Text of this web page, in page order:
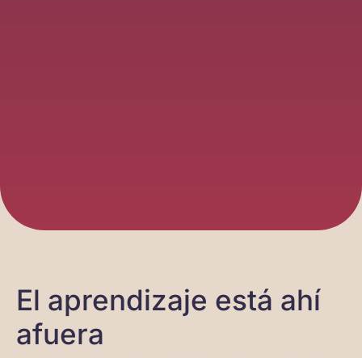
El aprendizaje está ahí
afuera